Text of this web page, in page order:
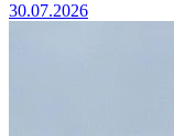
30.07.2026